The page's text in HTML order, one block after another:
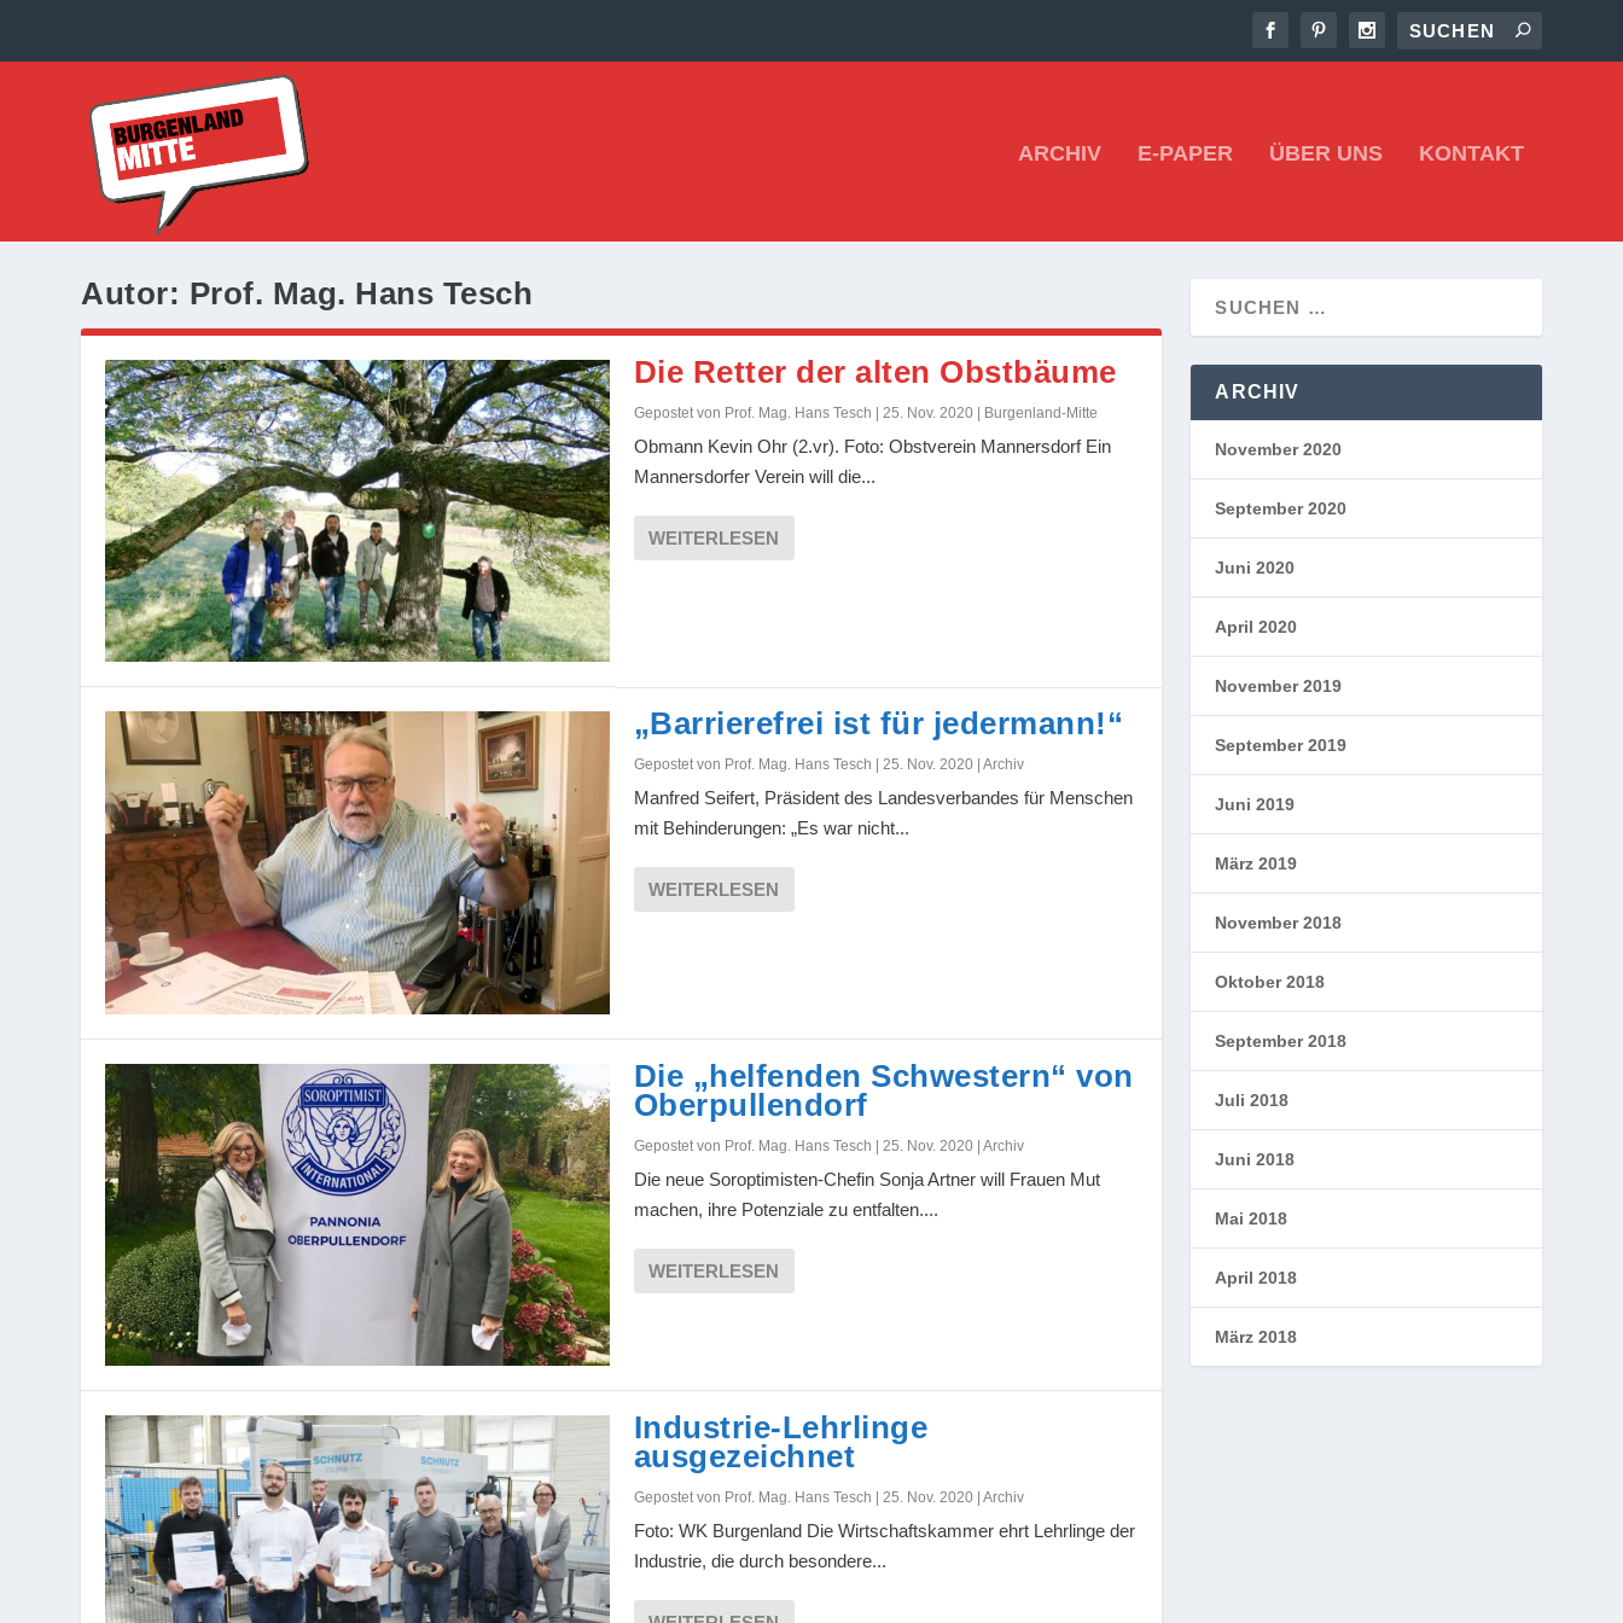
ARCHIV E-PAPER ÜBER UNS KONTAKT
Autor: Prof. Mag. Hans Tesch
Die Retter der alten Obstbäume
Gepostet von Prof. Mag. Hans Tesch 25. Nov. 2020| Burgenland-Mitte
Obmann Kevin Ohr (2.vr). Foto: Obstverein Mannersdorf Ein
Mannersdorfer Verein will die...
WEITERLESEN
„Barrierefrei ist für jedermann!“
Gepostet von Prof. Mag. Hans Tesch 25. Nov. 2020| Archiv
Manfred Seifert, Präsident des Landesverbandes für Menschen
mit Behinderungen: „Es war nicht...
WEITERLESEN
Die „helfenden Schwestern“ von
Oberpullendorf
Gepostet von Prof. Mag. Hans Tesch | 25. Nov. 2020| Archiv
Die neue Soroptimisten-Chefin Sonja Artner will Frauen Mut
machen, ihre Potenziale zu entfalten....
WEITERLESEN
Industrie-Lehrlinge
ausgezeichnet
Gepostet von Prof. Mag. Hans Tesch 25. Nov. 2020| Archiv
Foto: WK Burgenland Die Wirtschaftskammer ehrt Lehrlinge der
Industrie, die durch besondere...
ARCHIV
November 2020
September 2020
Juni 2020
April 2020
November 2019
September 2019
Juni 2019
März 2019
November 2018
Oktober 2018
September 2018
Juli 2018
Juni 2018
Mai 2018
April 2018
März 2018